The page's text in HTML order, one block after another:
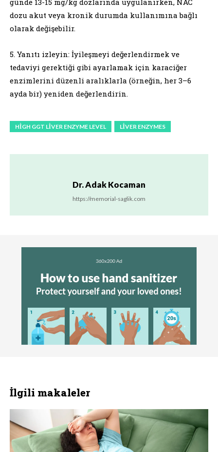
dozu akut veya kronik durumda kullanımına bağlı
olarak değişebilir.
5. Yanıtı izleyin: İyileşmeyi değerlendirmek ve
tedaviyi gerektiği gibi ayarlamak için karaciğer
enzimlerini düzenli aralıklarla (örneğin, her 3–6
ayda bir) yeniden değerlendirin.
HIGH GGT LIVER ENZYME LEVEL LIVER ENZYMES
Dr. Adak Kocaman
https://memorial-saglik.com
İlgili makaleler